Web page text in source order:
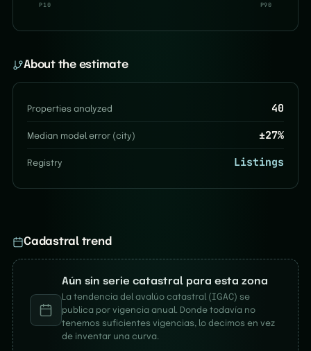
P10 P90
About the estimate
Properties analyzed 40
Median model error (city) ±27%
Registry Listings
Cadastral trend
Aún sin serie catastral para esta zona
La tendencia del avalúo catastral (IGAC) se
publica por vigencia anual. Donde todavía no
tenemos suficientes vigencias, lo decimos en vez
de inventar una curva.